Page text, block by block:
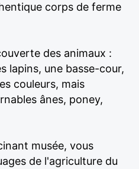
corps de ferme
des animaux :
lapins, une basse-cour,
couleurs, mais
ânes, poney,
musée, vous
de l'agriculture du